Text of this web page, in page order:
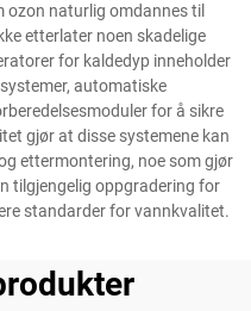
ozon naturlig omdannes til
etterlater noen skadelige
for kaldedyp inneholder
automatiske
for å sikre
gjør at disse systemene kan
ettermontering, noe som gjør
tilgjengelig oppgradering for
standarder for vannkvalitet.